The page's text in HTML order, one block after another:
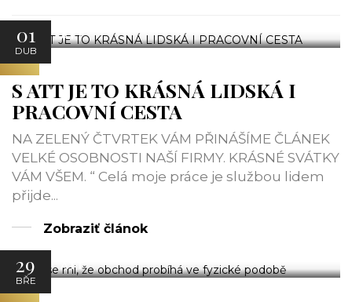
01
DUB
ATT
S ATT JE TO KRÁSNÁ LIDSKÁ I
PRACOVNÍ CESTA
NA ZELENÝ ČTVRTEK VÁM PŘINÁŠÍME ČLÁNEK
VELKÉ OSOBNOSTI NAŠÍ FIRMY. KRÁSNÉ SVÁTKY
VÁM VŠEM. “ Celá moje práce je službou lidem
přijde...
Zobraziť článok
29
BŘE
ATT